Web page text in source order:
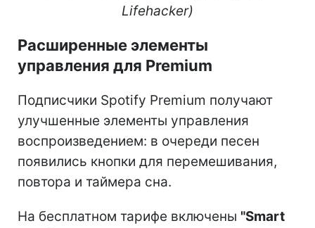
Lifehacker)
Расширенные элементы
управления для Premium
Подписчики Spotify Premium получают
улучшенные элементы управления
воспроизведением: в очереди песен
появились кнопки для перемешивания,
повтора и таймера сна.
На бесплатном тарифе включены "Smart